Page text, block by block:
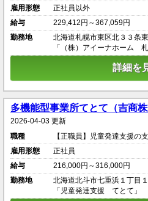
雇用形態
正社員以外
給与
229,412円～367,059円
勤務地
北海道札幌市東区北３３条
「（株）アイーナホーム 札
詳細を
多機能型事業所てとて（吉商株
2026-04-03 更新
職種
【正職員】児童発達支援の
雇用形態
正社員
給与
216,000円～316,000円
勤務地
北海道北斗市七重浜１丁目
「児童発達支援 てとて」